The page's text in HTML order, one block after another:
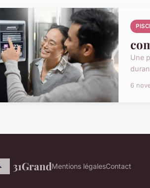
Une
6
31GrandMentions légalesContact